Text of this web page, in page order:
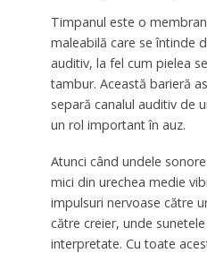
Timpanul este o
maleabilă care se întinde
auditiv, la fel cum pielea
tambur. Această barieră
separă canalul auditiv de
un rol important în auz.
Atunci când undele
mici din urechea medie
impulsuri nervoase către
către creier, unde
interpretate. Cu toate